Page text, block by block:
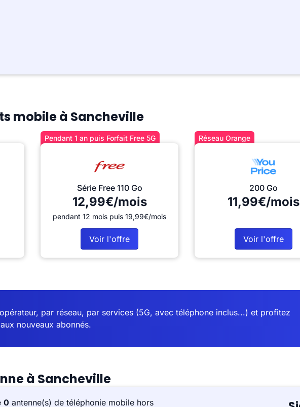
mobile à Sancheville
Pendant 1 an puis Forfait Free 5G
Série Free 110 Go
12,99€/mois
pendant 12 mois puis 19,99€/mois
Voir l'offre
Réseau Orange
200 Go
11,99€/mois
Voir l'offre
par réseau, par services (5G, avec téléphone inclus...) et profitez
nouveaux abonnés.
à Sancheville
0 antenne(s) de téléphonie mobile hors